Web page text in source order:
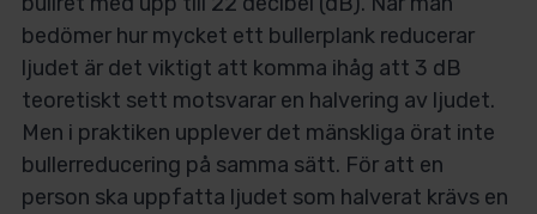
bedömer hur mycket ett bullerplank reducerar
ljudet är det viktigt att komma ihåg att 3 dB
teoretiskt sett motsvarar en halvering av ljudet.
Men i praktiken upplever det mänskliga örat inte
bullerreducering på samma sätt. För att en
person ska uppfatta ljudet som halverat krävs en